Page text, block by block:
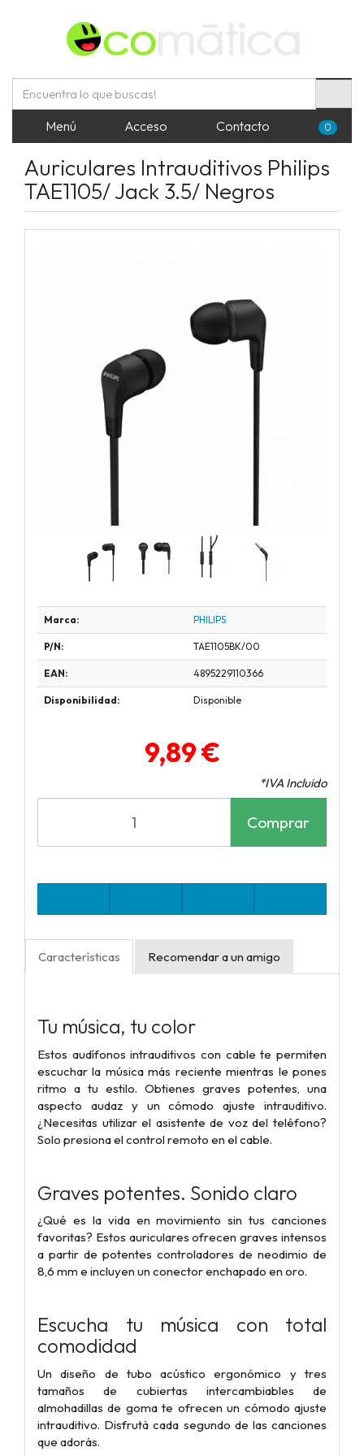
Menú Acceso Contacto 0
Auriculares Intrauditivos Philips
TAE1105/ Jack 3.5/ Negros
Marca: PHILIPS
P/N: TAE1105BK/00
EAN: 4895229110366
Disponibilidad: Disponible
9,89 €
*IVA Incluido
Comprar
Características Recomendar a un amigo
Tu música, tu color
Estos audífonos intrauditivos con cable te permiten
escuchar la música más reciente mientras le pones
ritmo a tu estilo. Obtienes graves potentes, una
aspecto audaz y un cómodo ajuste intrauditivo.
¿Necesitas utilizar el asistente de voz del teléfono?
Solo presiona el control remoto en el cable.
Graves potentes. Sonido claro
¿Qué es la vida en movimiento sin tus canciones
favoritas? Estos auriculares ofrecen graves intensos
a partir de potentes controladores de neodimio de
8,6 mm e incluyen un conector enchapado en oro.
Escucha tu música con total
comodidad
Un diseño de tubo acústico ergonómico y tres
tamaños de cubiertas intercambiables de
almohadillas de goma te ofrecen un cómodo ajuste
intrauditivo. Disfrutá cada segundo de las canciones
que adorás.